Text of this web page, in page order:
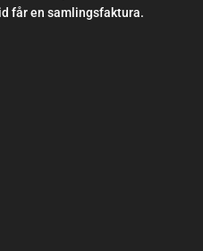
får en samlingsfaktura.